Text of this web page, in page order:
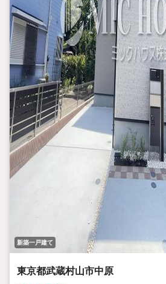
新築一戸建て
東京都武蔵村山市中原